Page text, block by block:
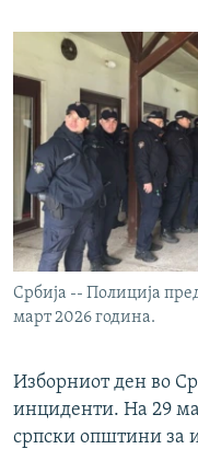
Србија -- Полиција
март 2026 година.
Изборниот ден во
инциденти. На 29
српски општини за